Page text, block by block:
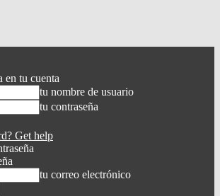
en tu cuenta
tu nombre de usuario
tu contraseña
Get help
tu correo electrónico